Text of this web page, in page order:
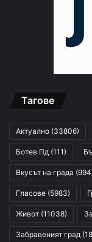
Тагове
Актуално (33806)
Ботев Пд (111)
Вкусът на града
Гласове (5983)
Живот (11038)
Забравеният град